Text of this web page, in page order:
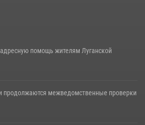
помощь жителям Луганской
продолжаются межведомственные проверки